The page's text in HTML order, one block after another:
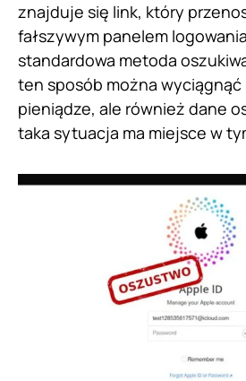
znajduje się link, który
fałszywym panelem
standardowa metoda
ten sposób można wyciągnąć
pieniądze, ale również dane
taka sytuacja ma miejsce w